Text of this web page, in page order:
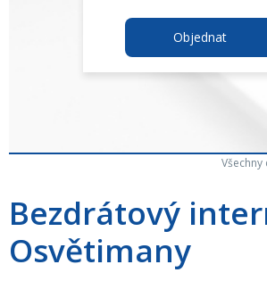
Objednat
Všechny
Bezdrátový
Osvětimany